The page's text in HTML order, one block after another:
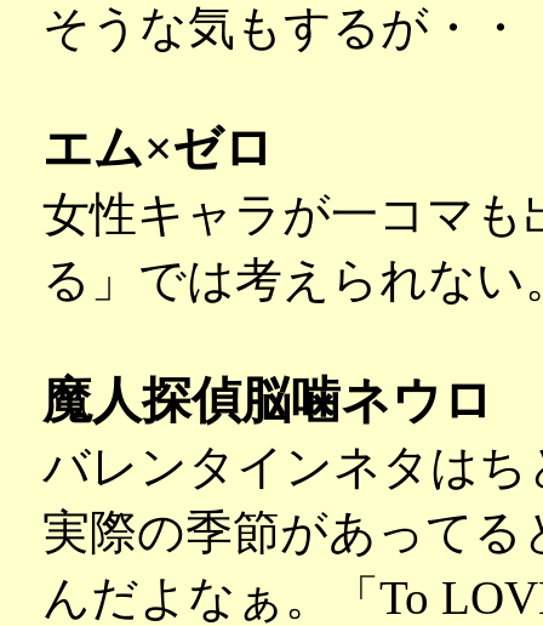
そうな気もするが・・
エム×ゼロ
女性キャラが一コマも
る」では考えられない
魔人探偵脳噛ネウロ
バレンタインネタは
実際の季節があって
んだよなぁ。「To